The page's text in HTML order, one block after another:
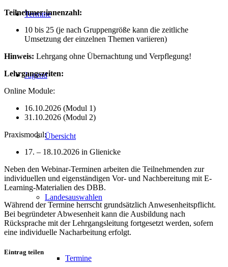
Termine
Jugend
Übersicht
Landesauswahlen
Termine
Teilnehmer:innenzahl:
10 bis 25 (je nach Gruppengröße kann die zeitliche
Umsetzung der einzelnen Themen variieren)
Hinweis: Lehrgang ohne Übernachtung und Verpflegung!
Lehrgangszeiten:
Online Module:
16.10.2026 (Modul 1)
31.10.2026 (Modul 2)
Praxismodul:
17. – 18.10.2026 in Glienicke
Neben den Webinar-Terminen arbeiten die Teilnehmenden zur
individuellen und eigenständigen Vor- und Nachbereitung mit E-
Learning-Materialien des DBB.
Während der Termine herrscht grundsätzlich Anwesenheitspflicht.
Bei begründeter Abwesenheit kann die Ausbildung nach
Rücksprache mit der Lehrgangsleitung fortgesetzt werden, sofern
eine individuelle Nacharbeitung erfolgt.
Eintrag teilen